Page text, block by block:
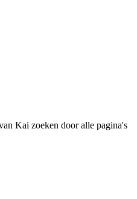
Kai zoeken door alle pagina's